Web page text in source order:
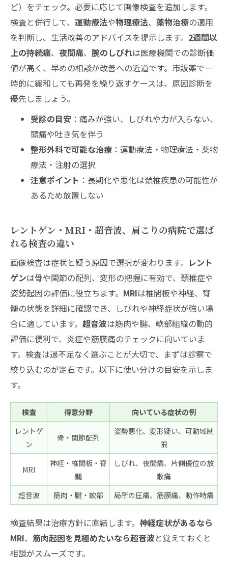
ど）をチェック。必要に応じて画像検査を追加します。
検査と併行して、 運動療法や物理療法、 薬物治療の適用
を判断し、生活改善のアドバイスを提示します。 2週間以
上の持続痛、 夜間痛、 腕のしびれは医療機関での診断価
値が高く、早めの相談が改善への近道です。市販薬で一
時的に緩和しても再発を繰り返すケースは、原因診断を
優先しましょう。
受診の目安 ：痛みが強い、しびれや力が入らない、
頭痛や吐き気を伴う
整形外科で可能な治療 ：運動療法・物理療法・薬物
療法・注射の選択
注意ポイント ：長期化や悪化は頚椎疾患の可能性が
あるため放置しない
レントゲン・MRI・超音波、肩こりの病院で選ば
れる検査の違い
画像検査は症状と疑う原因で選択が変わります。 レント
ゲンは骨や関節の配列、変形の把握に有効で、頚椎症や
姿勢起因の評価に役立ちます。 MRIは椎間板や神経、脊
髄の状態を詳細に確認でき、しびれや神経症状が強い場
合に適しています。 超音波は筋肉や腱、軟部組織の動的
評価に便利で、炎症や筋膜痛のチェックに向いていま
す。検査は過不足なく選ぶことが大切で、まずは診察で
絞り込むのが定石です。以下に使い分けの目安を示しま
す。
検査 得意分野
向いている症状の例
レントゲ
ン
骨・関節配列
姿勢悪化、変形疑い、可動域制
限
MRI
神経・椎間板・脊
髄
しびれ、夜間痛、片側優位の放
散痛
超音波
筋肉・腱・軟部 局所の圧痛、筋膜痛、動作時痛
検査結果は治療方針に直結します。 神経症状があるなら
MRI、 筋肉起因を見極めたいなら超音波と覚えておくと
相談がスムーズです。